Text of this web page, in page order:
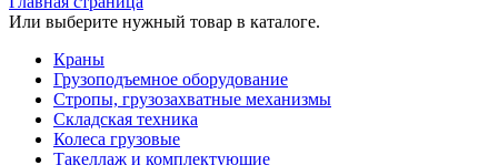
Или выберите нужный товар в каталоге.
Краны
Грузоподъемное оборудование
Стропы, грузозахватные механизмы
Складская техника
Колеса грузовые
Такеллаж и комплектующие